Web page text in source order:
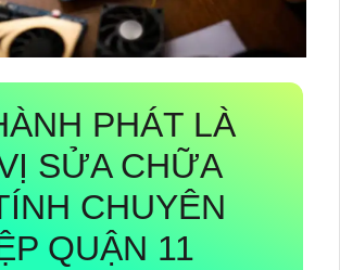
PHÁT LÀ
SỬA CHỮA
CHUYÊN
QUẬN 11